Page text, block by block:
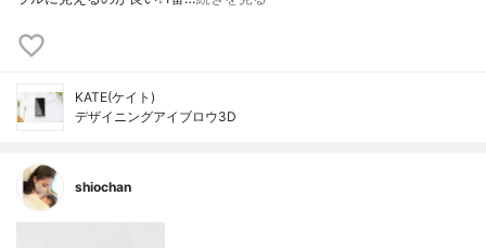
KATE(ケイト)
デザイニングアイブロウ3D
shiochan